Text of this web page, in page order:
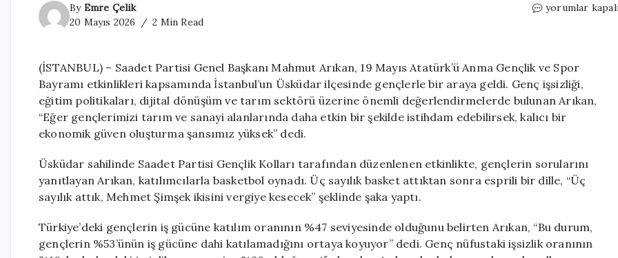
By Emre Çelik
20 Mayıs 2026
2 Min Read
Mahmut
ve
Sanayi
Alanında
İstihdam
Ederek
Sağlayabiliriz
için
yorumlar
(İSTANBUL) – Saadet Partisi Genel Başkanı Mahmut Arıkan, 19 Mayıs Atatürk’ü Anma Gençlik ve Spor
Bayramı etkinlikleri kapsamında İstanbul’un Üsküdar ilçesinde gençlerle bir araya geldi. Genç işsizliği,
eğitim politikaları, dijital dönüşüm ve tarım sektörü üzerine önemli değerlendirmelerde bulunan Arıkan,
“Eğer gençlerimizi tarım ve sanayi alanlarında daha etkin bir şekilde istihdam edebilirsek, kalıcı bir
ekonomik güven oluşturma şansımız yüksek” dedi.
Üsküdar sahilinde Saadet Partisi Gençlik Kolları tarafından düzenlenen etkinlikte, gençlerin sorularını
yanıtlayan Arıkan, katılımcılarla basketbol oynadı. Üç sayılık basket attıktan sonra esprili bir dille, “Üç
sayılık attık, Mehmet Şimşek ikisini vergiye kesecek” şeklinde şaka yaptı.
Türkiye’deki gençlerin iş gücüne katılım oranının %47 seviyesinde olduğunu belirten Arıkan, “Bu durum,
gençlerin %53’ünün iş gücüne dahi katılamadığını ortaya koyuyor” dedi. Genç nüfustaki işsizlik oranının